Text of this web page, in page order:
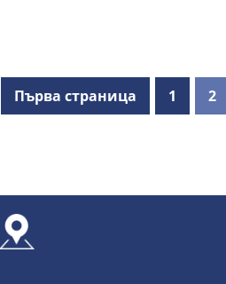
Първа страница 1 2